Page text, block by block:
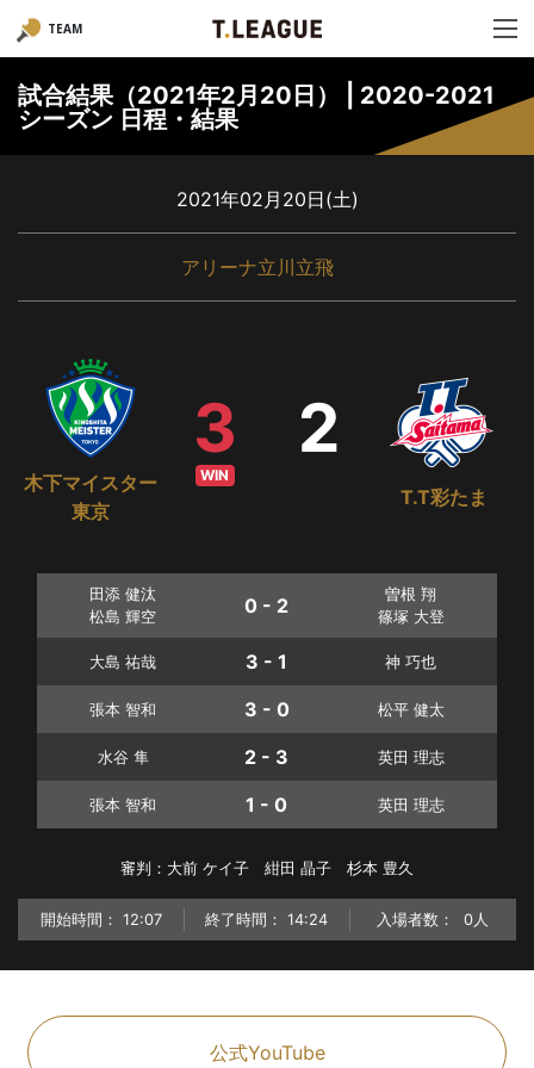
TEAM
試合結果（2021年2月20日） | 2020-2021
シーズン 日程・結果
2021年02月20日(土)
アリーナ立川立飛
木下マイスター
東京
3
WIN
T.T彩たま
2
田添 健汰
松島 輝空
0 - 2
曽根 翔
篠塚 大登
大島 祐哉 3 - 1 神 巧也
張本 智和 3 - 0 松平 健太
水谷 隼 2 - 3 英田 理志
張本 智和 1 - 0 英田 理志
審判：大前 ケイ子 紺田 晶子 杉本 豊久
開始時間： 12:07 終了時間： 14:24 入場者数： 0人
公式YouTube